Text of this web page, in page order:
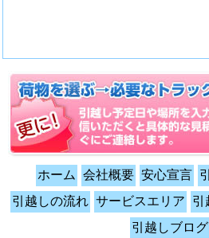
ホーム 会社概要 安心宣言
引越しの流れ サービスエリア 引
引越しブログ